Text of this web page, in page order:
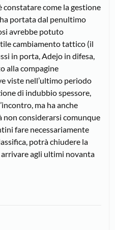
come la gestione
portata dal penultimo
avrebbe potuto
cambiamento tattico (il
in porta, Adejo in difesa,
alla compagine
viste nell’ultimo periodo
di indubbio spessore,
ma ha anche
non considerarsi comunque
fare necessariamente
potrà chiudere la
arrivare agli ultimi novanta